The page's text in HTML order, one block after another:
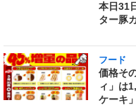
本日31
ター豚
フード
価格そ
ィ」は
ケーキ